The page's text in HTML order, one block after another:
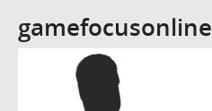
gamefocusonline